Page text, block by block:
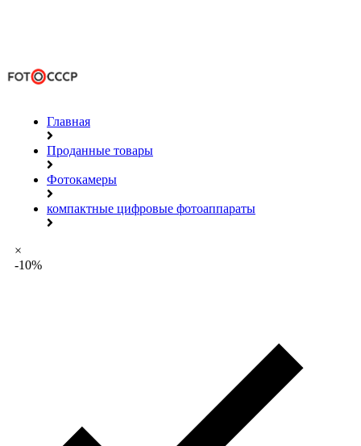
Главная
Проданные товары
Фотокамеры
компактные цифровые фотоаппараты
×
-10%